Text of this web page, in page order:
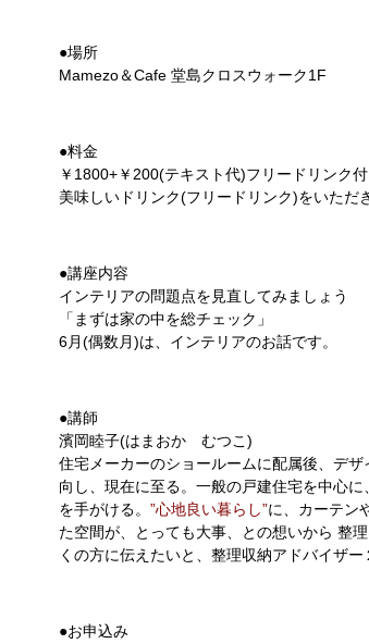
●場所
Mamezo＆Cafe 堂島クロスウォーク1F
●料金
￥1800+￥200(テキスト代)フリードリンク付
美味しいドリンク(フリードリンク)をいただ
●講座内容
インテリアの問題点を見直してみましょう
「まずは家の中を総チェック」
6月(偶数月)は、インテリアのお話です。
●講師
濱岡睦子(はまおか むつこ)
住宅メーカーのショールームに配属後、デ
向し、現在に至る。一般の戸建住宅を中心
を手がける。 ”心地良い暮らし”に、カーテン
た空間が、とっても大事、との想いから 整
くの方に伝えたいと、整理収納アドバイザー
●お申込み